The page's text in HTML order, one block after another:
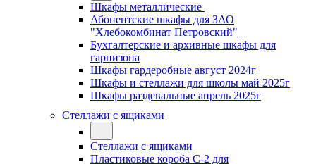
Шкафы металлические
Абонентские шкафы для ЗАО
"Хлебокомбинат Петровский"
Бухгалтерские и архивные шкафы для
гарнизона
Шкафы гардеробные август 2024г
Шкафы и стеллажи для школы май 2025г
Шкафы раздевальные апрель 2025г
Стеллажи с ящиками
Стеллажи с ящиками
Пластиковые короба С-2 для